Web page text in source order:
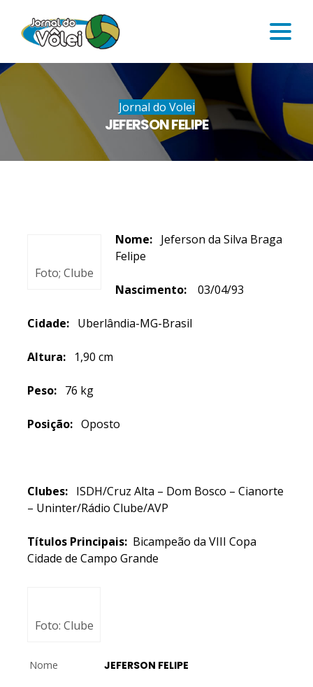
Jornal do Volei
JEFERSON FELIPE
Foto; Clube
Nome: Jeferson da Silva Braga
Felipe
Nascimento: 03/04/93
Cidade: Uberlândia-MG-Brasil
Altura: 1,90 cm
Peso: 76 kg
Posição: Oposto
Clubes: ISDH/Cruz Alta – Dom Bosco – Cianorte
– Uninter/Rádio Clube/AVP
Títulos Principais: Bicampeão da VIII Copa
Cidade de Campo Grande
Foto: Clube
Nome JEFERSON FELIPE